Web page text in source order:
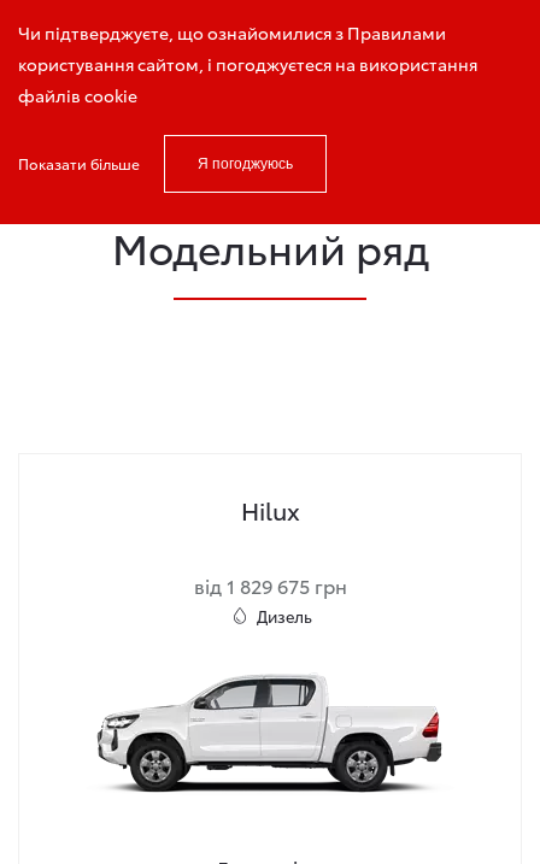
Чи підтверджуєте, що ознайомилися з Правилами
користування сайтом, і погоджуєтеся на використання
файлів cookie
Показати більше Я погоджуюсь
Запис на тест-драйв
Головна Модельний ряд
Модельний ряд
Hilux
від 1 829 675 грн
Дизель